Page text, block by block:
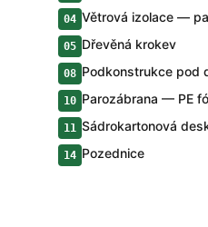
04 Větrová izolace —
05 Dřevěná krokev
08 Podkonstrukce pod
10 Parozábrana — PE
11 Sádrokartonová
14 Pozednice